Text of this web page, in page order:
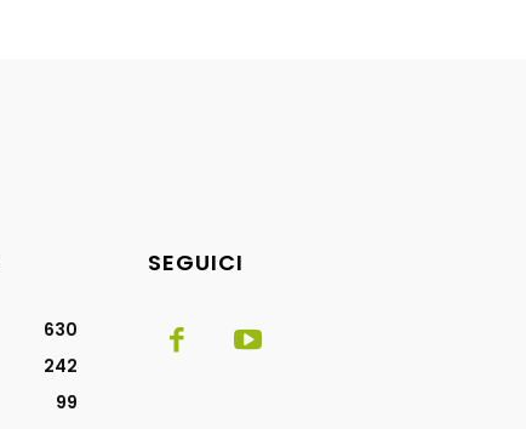
630
242
99
SEGUICI